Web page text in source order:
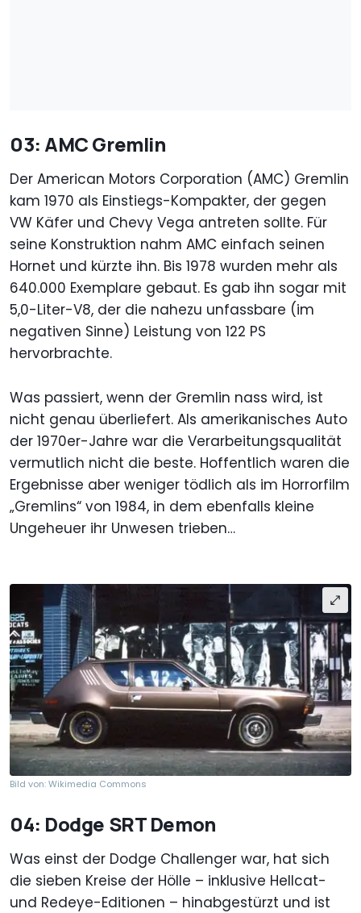
03: AMC Gremlin
Der American Motors Corporation (AMC) Gremlin
kam 1970 als Einstiegs-Kompakter, der gegen
VW Käfer und Chevy Vega antreten sollte. Für
seine Konstruktion nahm AMC einfach seinen
Hornet und kürzte ihn. Bis 1978 wurden mehr als
640.000 Exemplare gebaut. Es gab ihn sogar mit
5,0-Liter-V8, der die nahezu unfassbare (im
negativen Sinne) Leistung von 122 PS
hervorbrachte.
Was passiert, wenn der Gremlin nass wird, ist
nicht genau überliefert. Als amerikanisches Auto
der 1970er-Jahre war die Verarbeitungsqualität
vermutlich nicht die beste. Hoffentlich waren die
Ergebnisse aber weniger tödlich als im Horrorfilm
„Gremlins“ von 1984, in dem ebenfalls kleine
Ungeheuer ihr Unwesen trieben…
Bild von: Wikimedia Commons
04: Dodge SRT Demon
Was einst der Dodge Challenger war, hat sich
die sieben Kreise der Hölle – inklusive Hellcat-
und Redeye-Editionen – hinabgestürzt und ist